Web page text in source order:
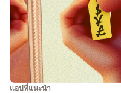
แอปที่แนะนำ